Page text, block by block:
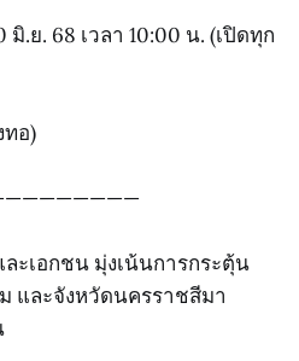
.ย. 68 เวลา 10:00 น. (เปิดทุก
ทอ)
ะเอกชน มุ่งเน้นการกระตุ้น
และจังหวัดนครราชสีมา